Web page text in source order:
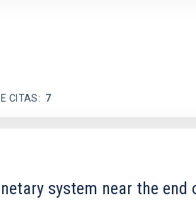
CITAS 7
system near the end